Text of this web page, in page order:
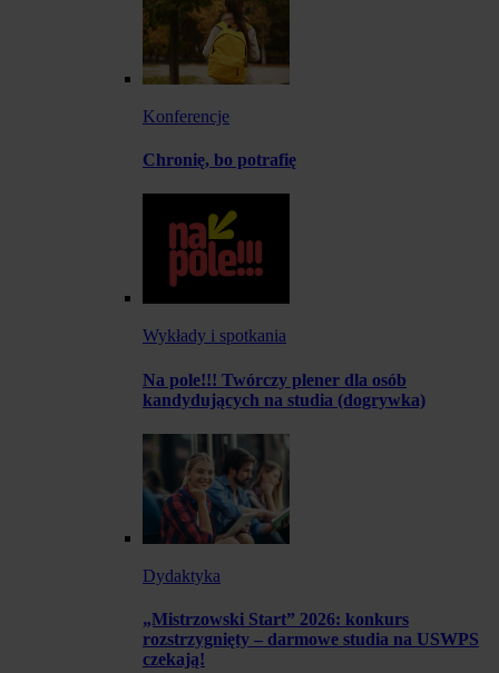
Konferencje
Chronię, bo potrafię
Wykłady i spotkania
Na pole!!! Twórczy plener dla osób
kandydujących na studia (dogrywka)
Dydaktyka
„Mistrzowski Start” 2026: konkurs
rozstrzygnięty – darmowe studia na USWPS
czekają!